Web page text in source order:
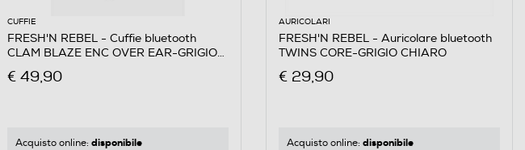
CUFFIE
FRESH'N REBEL - Cuffie bluetooth
CLAM BLAZE ENC OVER EAR-GRIGIO
€ 49,90
Acquisto online: disponibile
AURICOLARI
FRESH'N REBEL - Auricolare bluetooth
TWINS CORE-GRIGIO CHIARO
€ 29,90
Acquisto online: disponibile